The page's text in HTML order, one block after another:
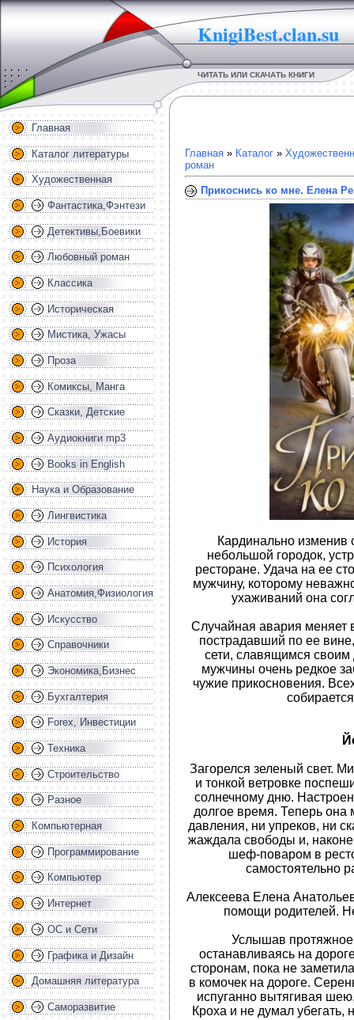
KnigiBest.clan.su
ЧИТАТЬ ИЛИ СКАЧАТЬ КНИГИ
Главная
Каталог литературы
Художественная
Фантастика,Фэнтези
Детективы,Боевики
Любовный роман
Классика
Историческая
Мистика, Ужасы
Проза
Комиксы, Манга
Сказки, Детские
Аудиокниги mp3
Books in English
Наука и Образование
Лингвистика
История
Психология
Анатомия,Физиология
Искусство
Справочники
Экономика,Бизнес
Бухгалтерия
Forex, Инвестиции
Техника
Строительство
Разное
Компьютерная
Программирование
Компьютер
Интернет
ОС и Сети
Графика и Дизайн
Домашняя литература
Саморазвитие
Главная » Каталог »
роман
Прикоснись ко мне. Елена
Кардинально изменив
небольшой городок,
ресторане. Удача на ее
мужчину, которому
ухаживаний она
Случайная авария меняет
пострадавший по ее
сети, славящимся
мужчины очень редкое
чужие прикосновения.
Загорелся зеленый свет.
и тонкой ветровке
солнечному дню.
долгое время. Теперь она
давления, ни упреков, ни
жаждала свободы и,
шеф-поваром в
самостоятельно
Алексеева Елена
помощи родителей.
Услышав протяжное
останавливаясь на
сторонам, пока не
в комочек на дороге.
испуганно вытягивая
Кроха и не думал убегать,